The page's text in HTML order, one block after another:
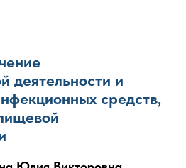
деятельности и
средств,